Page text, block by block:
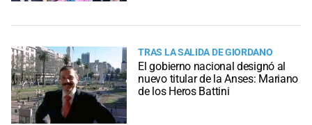
TRAS LA SALIDA DE GIORDANO
El gobierno nacional designó al
nuevo titular de la Anses: Mariano
de los Heros Battini